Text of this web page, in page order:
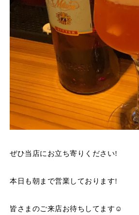
ぜひ当店にお立ち寄りください!
本日も朝まで営業しております!
皆さまのご来店お待ちしてます☺️